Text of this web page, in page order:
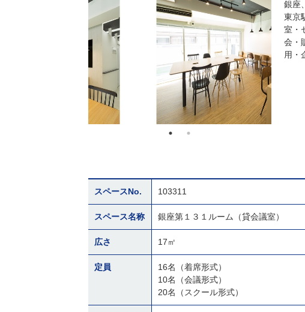
銀座
東京
室・
会・
用・
スペースNo. 103311
スペース名称 銀座第１３１ルーム（貸会議室）
広さ 17㎡
定員
16名（着席形式）
10名（会議形式）
20名（スクール形式）